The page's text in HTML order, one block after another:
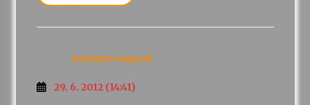
Anonym napsal:
29. 6. 2012 (14:41)